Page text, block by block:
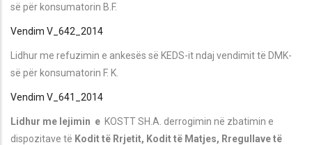
së për konsumatorin B.F.
Vendim V_642_2014
Lidhur me refuzimin e ankesës së KEDS-it ndaj vendimit të DMK-
së për konsumatorin F. K.
Vendim V_641_2014
Lidhur me lejimin e KOSTT SH.A. derrogimin në zbatimin e
dispozitave të Kodit të Rrjetit, Kodit të Matjes, Rregullave të